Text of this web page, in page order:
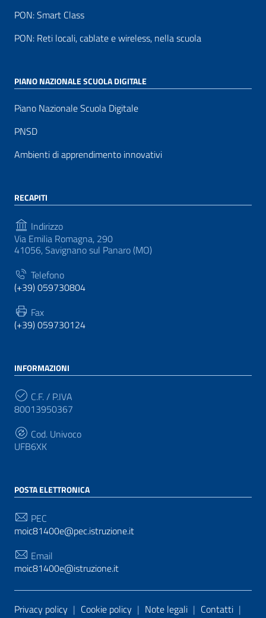
PON: Smart Class
PON: Reti locali, cablate e wireless, nella scuola
PIANO NAZIONALE SCUOLA DIGITALE
Piano Nazionale Scuola Digitale
PNSD
Ambienti di apprendimento innovativi
RECAPITI
Indirizzo
Via Emilia Romagna, 290
41056, Savignano sul Panaro (MO)
Telefono
(+39) 059730804
Fax
(+39) 059730124
INFORMAZIONI
C.F. / P.IVA
80013950367
Cod. Univoco
UFB6XK
POSTA ELETTRONICA
PEC
moic81400e@pec.istruzione.it
Email
moic81400e@istruzione.it
Sezione Link Utili
Privacy policy | Cookie policy | Note legali | Contatti |